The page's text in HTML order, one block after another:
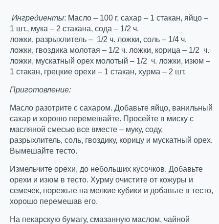
Ингредиенты: Масло – 100 г, сахар – 1 стакан, яйцо –
1 шт., мука – 2 стакана, сода – 1/2 ч.
ложки, разрыхлитель – 1/2 ч. ложки, соль – 1/4 ч.
ложки, гвоздика молотая – 1/2 ч. ложки, корица – 1/2 ч.
ложки, мускатный орех молотый – 1/2 ч. ложки, изюм –
1 стакан, грецкие орехи – 1 стакан, хурма – 2 шт.
Приготовление:
Масло разотрите с сахаром. Добавьте яйцо, ванильный
сахар и хорошо перемешайте. Просейте в миску с
масляной смесью все вместе – муку, соду,
разрыхлитель, соль, гвоздику, корицу и мускатный орех.
Вымешайте тесто.
Измельчите орехи, до небольших кусочков. Добавьте
орехи и изюм в тесто. Хурму очистите от кожуры и
семечек, порежьте на мелкие кубики и добавьте в тесто,
хорошо перемешав его.
На пекарскую бумагу, смазанную маслом, чайной